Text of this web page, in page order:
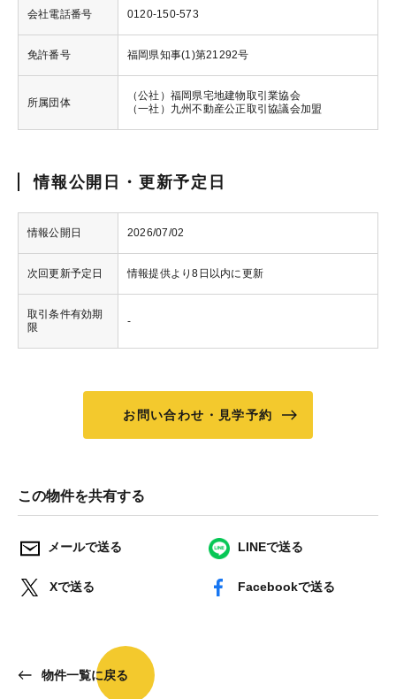
会社電話番号 0120-150-573
免許番号 福岡県知事(1)第21292号
所属団体
（公社）福岡県宅地建物取引業協会
（一社）九州不動産公正取引協議会加盟
情報公開日・更新予定日
情報公開日 2026/07/02
次回更新予定日 情報提供より8日以内に更新
取引条件有効期
限
-
お問い合わせ・見学予約
この物件を共有する
メールで送る LINEで送る
Xで送る Facebookで送る
物件一覧に戻る